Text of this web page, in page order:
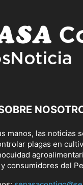
manos, las noticias
plagas en
consumidores del